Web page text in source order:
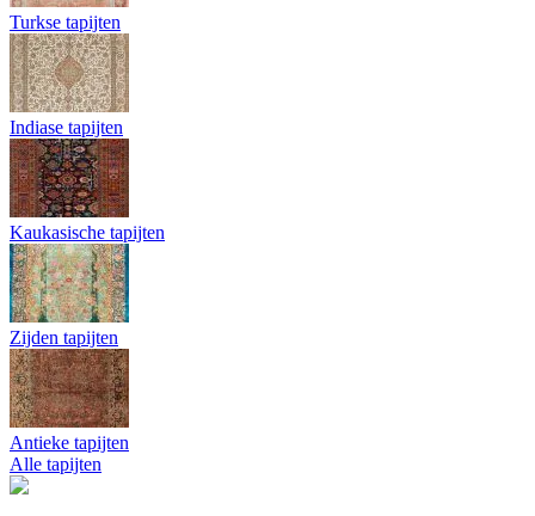
Turkse tapijten
Indiase tapijten
Kaukasische tapijten
Zijden tapijten
Antieke tapijten
Alle tapijten